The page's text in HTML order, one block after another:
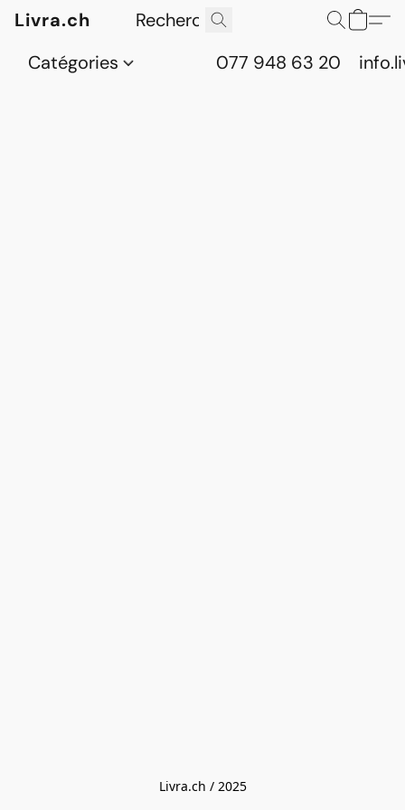
Livra.ch
Catégories
077 948 63 20
Livra.ch / 2025